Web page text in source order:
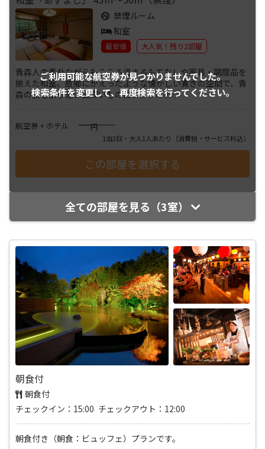
ご利用可能な航空券が見つかりませんでした。
検索条件を変更して、再度検索を行ってください。
禁煙ルーム
和室
最安値 大人気！残り2部屋
青森人の素朴ながらもこころ温まるもてなしや家具・調度品を
揃えた和室。故郷にかえったような懐かしい寛ぎの空間で、青
森の旅をより思い出深いものに...さらに表示
航空券 + ホテル ――――円
1泊2日・大人1人あたり （消費税・サービス料込）
全ての部屋を見る（3室）
朝食付
朝食付
チェックイン：15:00 チェックアウト：12:00
朝食付き（朝食：ビュッフェ）プランです。